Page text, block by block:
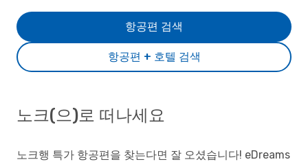
항공편 + 호텔 검색
항공편 검색
노크(으)로 떠나세요
노크행 특가 항공편을 찾는다면 잘 오셨습니다! eDreams